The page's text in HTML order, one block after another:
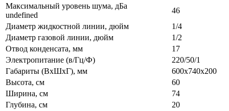
Максимальный уровень шума, дБа
undefined
46
Диаметр жидкостной линии, дюйм
1/4
Диаметр газовой линии, дюйм
1/2
Отвод конденсата, мм
17
Электропитание (в/Гц/Ф)
220/50/1
Габариты (ВxШxГ), мм
600х740х200
Высота, см
60
Ширина, см
74
Глубина, см
20